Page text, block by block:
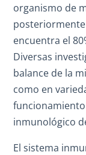
organismo de
encuentra el
Diversas
balance de la
como en
inmunológico
El sistema